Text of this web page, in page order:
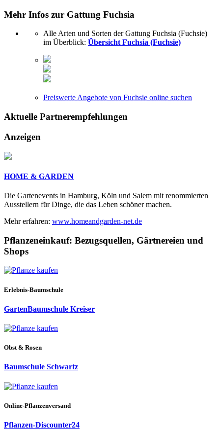
Mehr Infos zur Gattung Fuchsia
Alle Arten und Sorten der Gattung Fuchsia (Fuchsie)
im Überblick: Übersicht Fuchsia (Fuchsie)
Preiswerte Angebote von Fuchsie online suchen
Aktuelle Partnerempfehlungen
Anzeigen
HOME & GARDEN
Die Gartenevents in Hamburg, Köln und Salem mit renommierten
Ausstellern für Dinge, die das Leben schöner machen.
Mehr erfahren: www.homeandgarden-net.de
Pflanzeneinkauf: Bezugsquellen, Gärtnereien und
Shops
Erlebnis-Baumschule
GartenBaumschule Kreiser
Obst & Rosen
Baumschule Schwartz
Online-Pflanzenversand
Pflanzen-Discounter24